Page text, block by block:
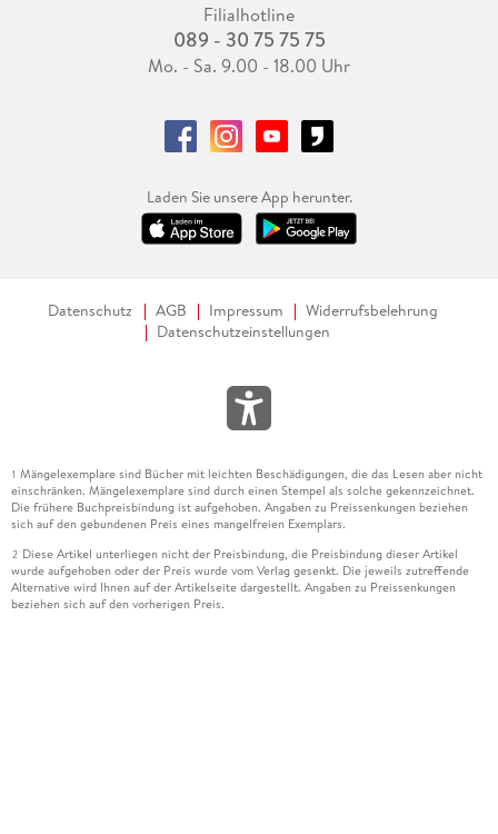
Filialhotline
089 - 30 75 75 75
Mo. - Sa. 9.00 - 18.00 Uhr
Laden Sie unsere App herunter.
Datenschutz AGB Impressum
Widerrufsbelehrung
Datenschutzeinstellungen
1 Mängelexemplare sind Bücher mit leichten Beschädigungen, die das Lesen aber nicht
einschränken. Mängelexemplare sind durch einen Stempel als solche gekennzeichnet.
Die frühere Buchpreisbindung ist aufgehoben. Angaben zu Preissenkungen beziehen
sich auf den gebundenen Preis eines mangelfreien Exemplars.
2 Diese Artikel unterliegen nicht der Preisbindung, die Preisbindung dieser Artikel
wurde aufgehoben oder der Preis wurde vom Verlag gesenkt. Die jeweils zutreffende
Alternative wird Ihnen auf der Artikelseite dargestellt. Angaben zu Preissenkungen
beziehen sich auf den vorherigen Preis.